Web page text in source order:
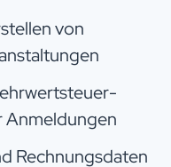
von
Anmeldungen
Rechnungsdaten